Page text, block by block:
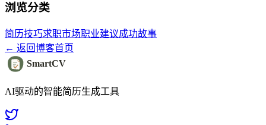
浏览分类
简历技巧求职市场职业建议成功故事
← 返回博客首页
SmartCV
AI驱动的智能简历生成工具